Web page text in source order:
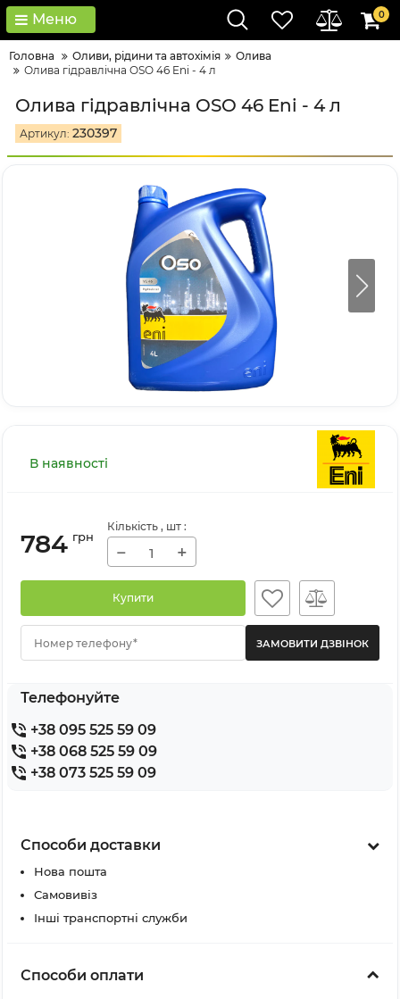
Меню 0
Головна Оливи, рідини та автохімія
Олива
Олива гідравлічна OSO 46 Eni - 4 л
Олива гідравлічна OSO 46 Eni - 4 л
Артикул: 230397
В наявності
784 грн
Кількість , шт :
− +
Купити
Номер телефону*
Телефонуйте
+38 095 525 59 09
+38 068 525 59 09
+38 073 525 59 09
Способи доставки
Нова пошта
Самовивіз
Інші транспортні служби
Способи оплати